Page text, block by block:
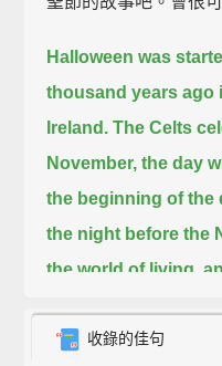
Halloween was
thousand years ago
Ireland. The Celts
November, the day
the beginning of the
the night before the
the world of living,
萬聖節是凱爾特人開
收錄的佳句